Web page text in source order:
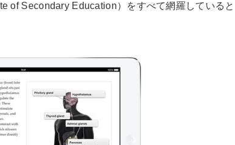
of Secondary Education）をすべて網羅していると